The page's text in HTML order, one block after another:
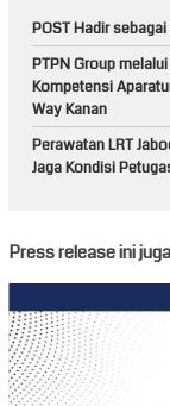
POST Hadir
PTPN Group
Kompetensi
Way Kanan
Perawatan LRT
Jaga Kondisi
Press release ini